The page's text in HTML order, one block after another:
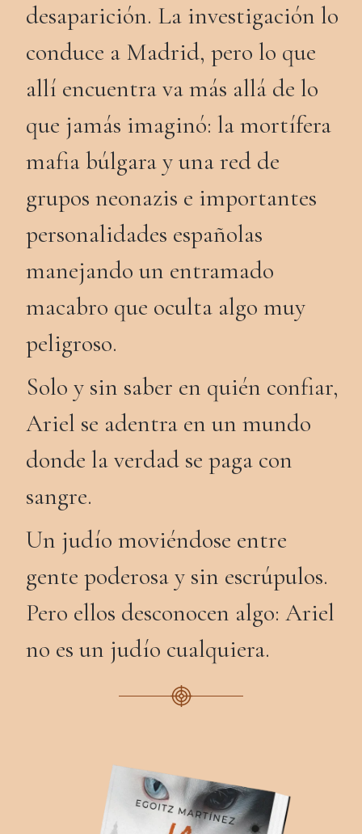
desaparición. La investigación lo
conduce a Madrid, pero lo que
allí encuentra va más allá de lo
que jamás imaginó: la mortífera
mafia búlgara y una red de
grupos neonazis e importantes
personalidades españolas
manejando un entramado
macabro que oculta algo muy
peligroso.
Solo y sin saber en quién confiar,
Ariel se adentra en un mundo
donde la verdad se paga con
sangre.
Un judío moviéndose entre
gente poderosa y sin escrúpulos.
Pero ellos desconocen algo: Ariel
no es un judío cualquiera.